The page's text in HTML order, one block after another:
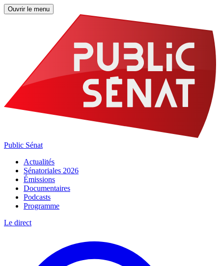
Ouvrir le menu
Public Sénat
Actualités
Sénatoriales 2026
Émissions
Documentaires
Podcasts
Programme
Le direct